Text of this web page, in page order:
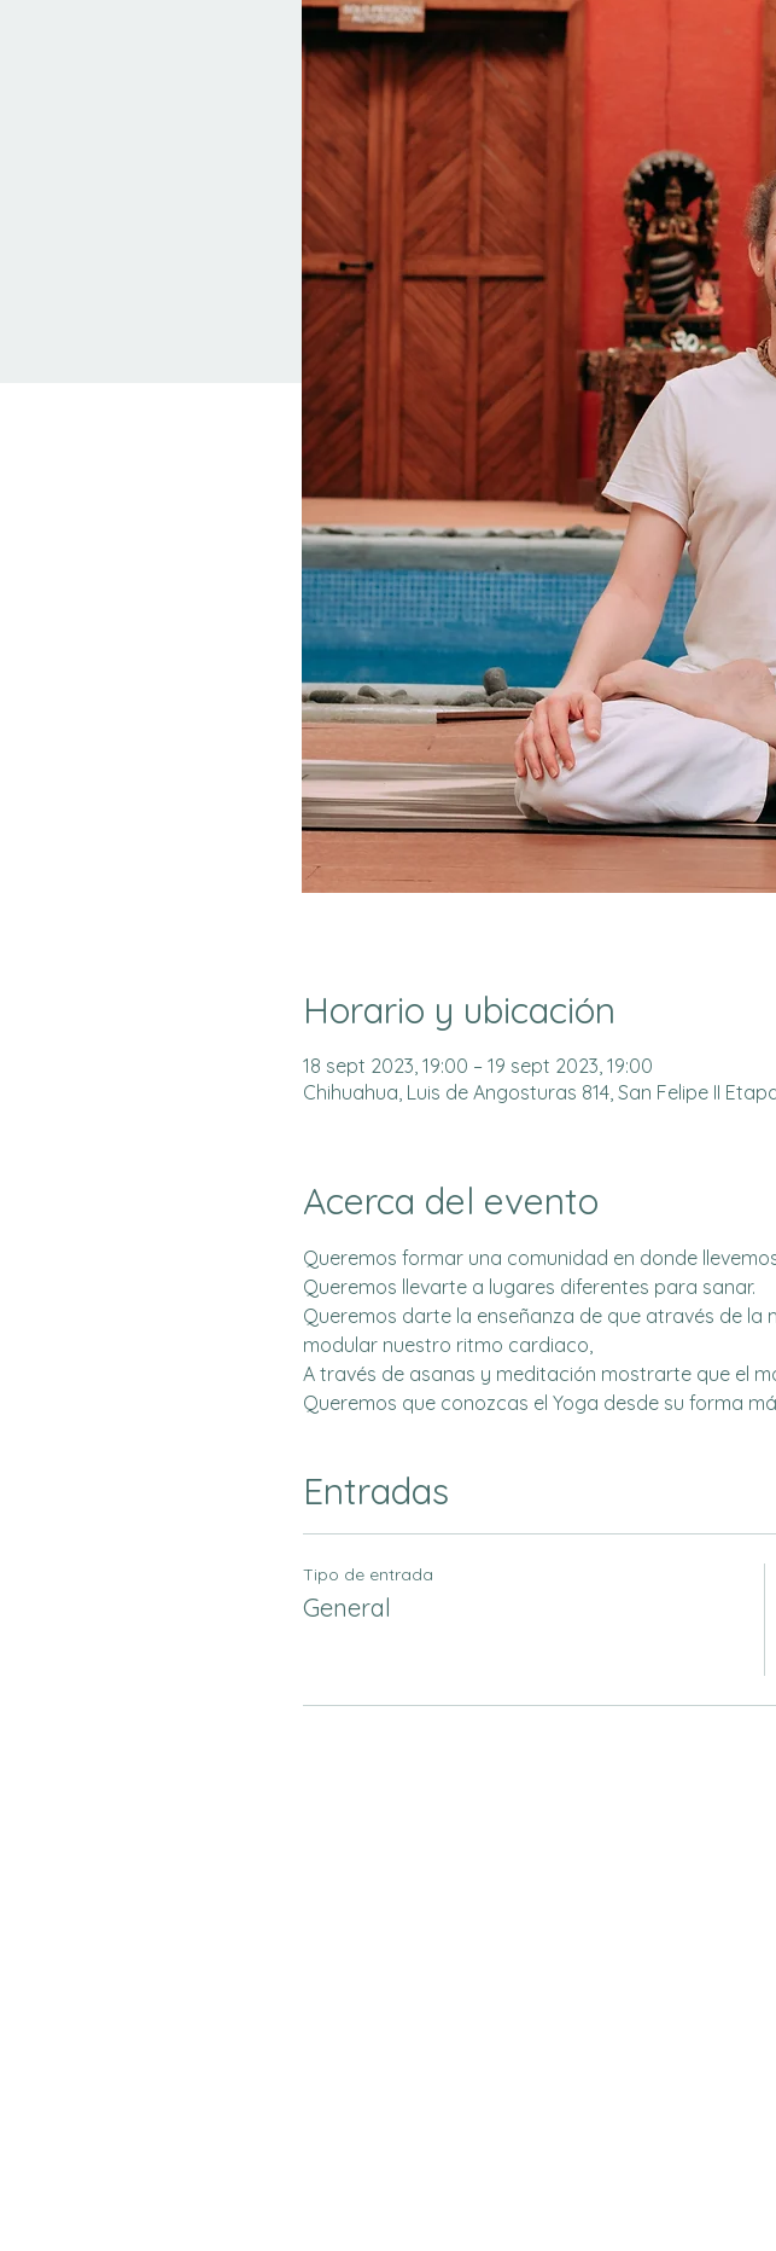
Horario y ubicación
18 sept 2023, 19:00 – 19 sept 2023, 19:00
Chihuahua, Luis de Angosturas 814, San Felipe II
Acerca del evento
Queremos formar una comunidad en donde
Queremos llevarte a lugares diferentes para sanar.
Queremos darte la enseñanza de que através de
modular nuestro ritmo cardiaco,
A través de asanas y meditación mostrarte que el
Queremos que conozcas el Yoga desde su forma
Entradas
Tipo de entrada
General